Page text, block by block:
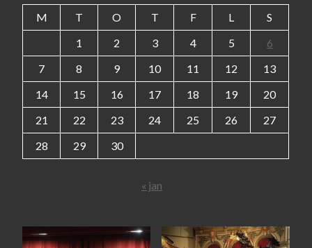
M T O T F L
S
1
2 3 4 5
6
7
8 9 10 11 12
13
14
15 16 17 18 19
20
21
22 23 24 25 26
27
28
29 30
« jan